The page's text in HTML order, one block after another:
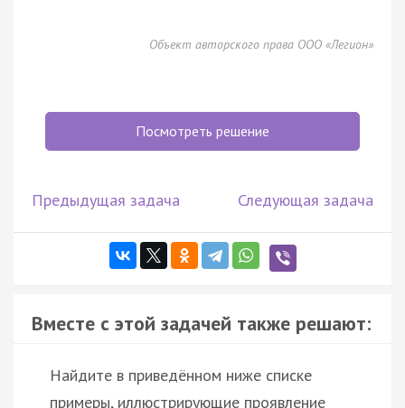
Объект авторского права ООО «Легион»
Посмотреть решение
Предыдущая задача Следующая задача
Вместе с этой задачей также решают:
Найдите в приведённом ниже списке
примеры, иллюстрирующие проявление